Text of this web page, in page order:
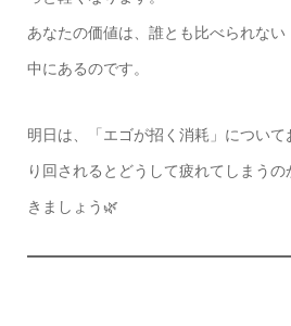
あなたの価値は、誰とも比べられな
中にあるのです。
明日は、「エゴが招く消耗」につい
り回されるとどうして疲れてしまう
きましょう🌿